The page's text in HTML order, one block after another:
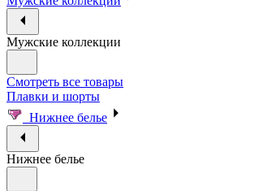
Мужские коллекции
Смотреть все товары
Плавки и шорты
Нижнее белье
Нижнее белье